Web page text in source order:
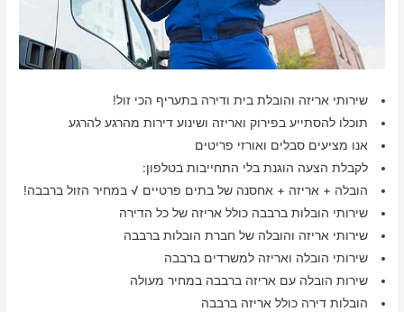
שירותי אריזה והובלת בית ודירה בתעריף הכי זול!
תוכלו להסתייע בפירוק ואריזה ושינוע דירות מהרגע להרגע
אנו מציעים סבלים ואורזי פריטים
לקבלת הצעה הוגנת בלי התחייבות בטלפון:
הובלה + אריזה + אחסנה של בתים פרטיים √ במחיר הזול ברבבה!
שירותי הובלות ברבבה כולל אריזה של כל הדירה
שירותי אריזה והובלה של חברת הובלות ברבבה
שירותי הובלה ואריזה למשרדים ברבבה
שירות הובלה עם אריזה ברבבה במחיר מעולה
הובלות דירה כולל אריזה ברבבה